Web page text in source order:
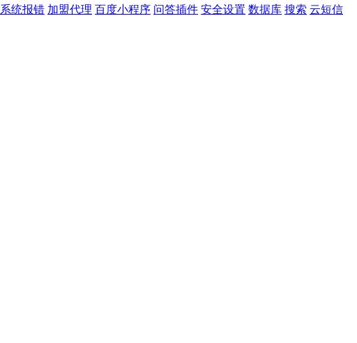
系统报错 加盟代理 百度小程序 问答插件 安全设置 数据库 搜索 云短信